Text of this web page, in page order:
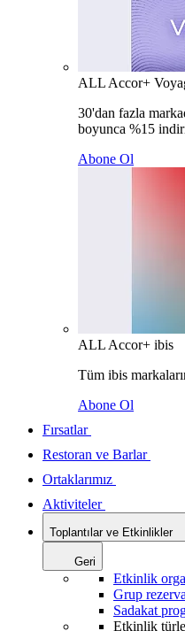
ALL Accor+
30'dan fazla
boyunca %15
Abone Ol
ALL Accor+ ibis
Tüm ibis
Abone Ol
Fırsatlar
Restoran ve Barlar
Ortaklarımız
Aktiviteler
Toplantılar ve Etkinlikler
Geri
Etkinlik
Grup
Sadakat
Etkinlik